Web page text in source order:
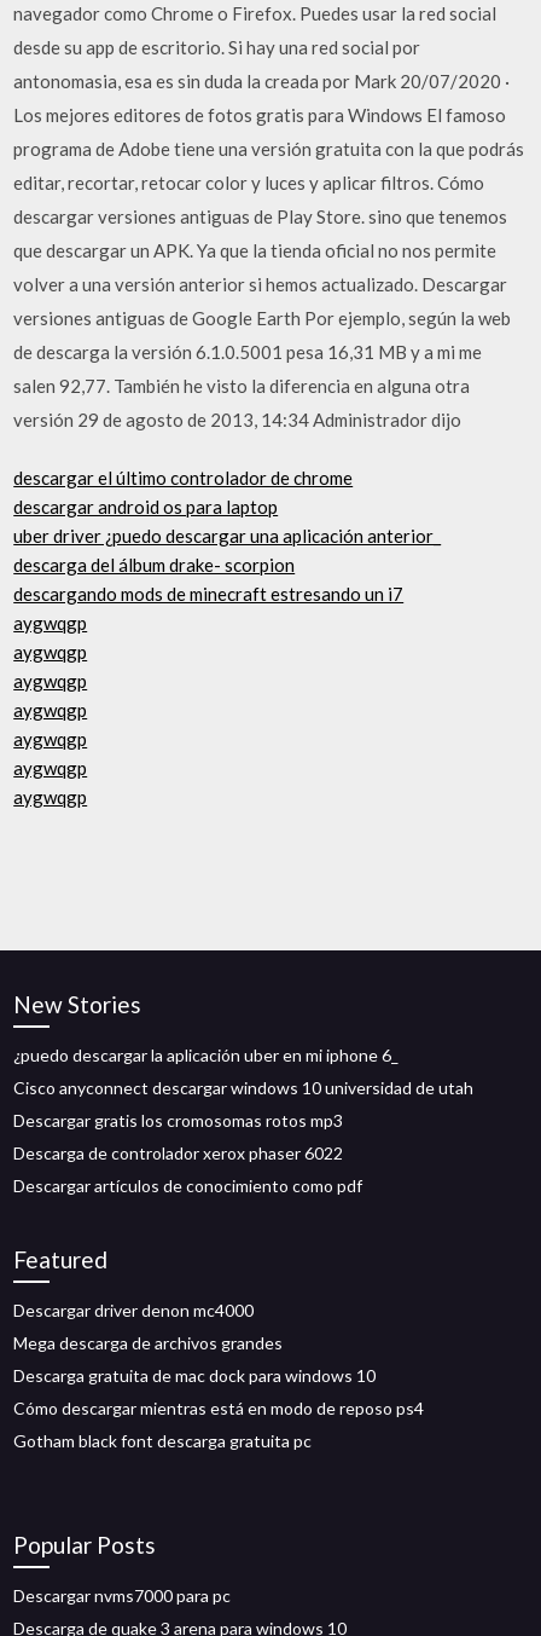
navegador como Chrome o Firefox. Puedes usar la red social
desde su app de escritorio. Si hay una red social por
antonomasia, esa es sin duda la creada por Mark 20/07/2020 ·
Los mejores editores de fotos gratis para Windows El famoso
programa de Adobe tiene una versión gratuita con la que podrás
editar, recortar, retocar color y luces y aplicar filtros. Cómo
descargar versiones antiguas de Play Store. sino que tenemos
que descargar un APK. Ya que la tienda oficial no nos permite
volver a una versión anterior si hemos actualizado. Descargar
versiones antiguas de Google Earth Por ejemplo, según la web
de descarga la versión 6.1.0.5001 pesa 16,31 MB y a mi me
salen 92,77. También he visto la diferencia en alguna otra
versión 29 de agosto de 2013, 14:34 Administrador dijo
descargar el último controlador de chrome
descargar android os para laptop
uber driver ¿puedo descargar una aplicación anterior_
descarga del álbum drake- scorpion
descargando mods de minecraft estresando un i7
aygwqgp
aygwqgp
aygwqgp
aygwqgp
aygwqgp
aygwqgp
aygwqgp
New Stories
¿puedo descargar la aplicación uber en mi iphone 6_
Cisco anyconnect descargar windows 10 universidad de utah
Descargar gratis los cromosomas rotos mp3
Descarga de controlador xerox phaser 6022
Descargar artículos de conocimiento como pdf
Featured
Descargar driver denon mc4000
Mega descarga de archivos grandes
Descarga gratuita de mac dock para windows 10
Cómo descargar mientras está en modo de reposo ps4
Gotham black font descarga gratuita pc
Popular Posts
Descargar nvms7000 para pc
Descarga de quake 3 arena para windows 10